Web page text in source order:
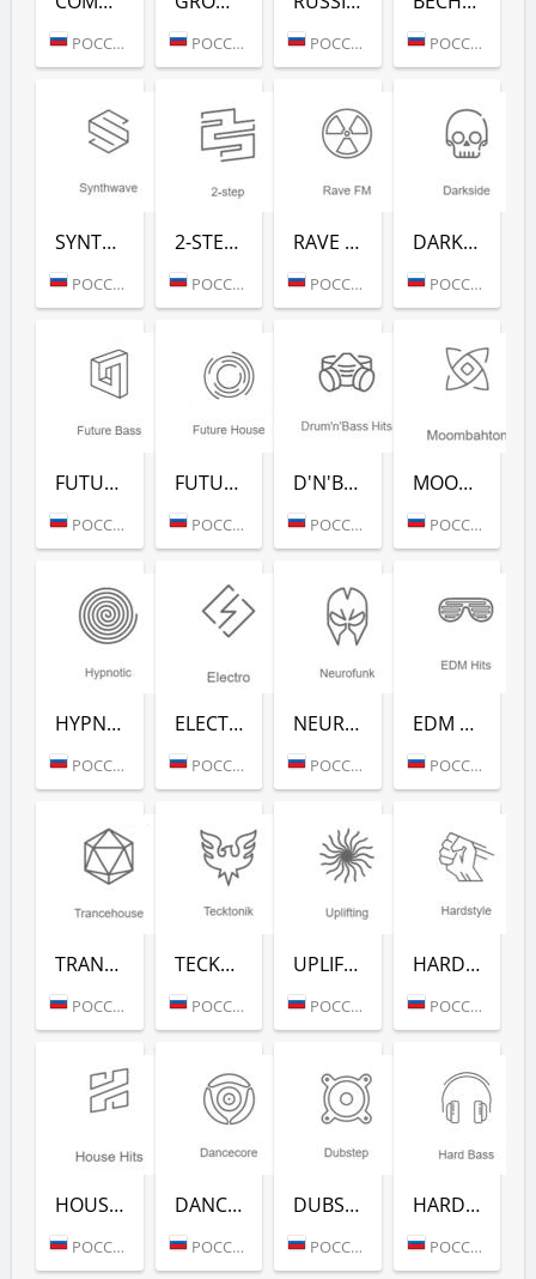
РОССИЯ (МОСКВА) РОССИЯ (МОСКВА) РОССИЯ (МОСКВА) РОССИЯ (МОСКВА)
SYNTHWAVE (РАДИО РЕКОРД)
РОССИЯ (МОСКВА)
2-STEP (РАДИО РЕКОРД)
РОССИЯ (МОСКВА)
RAVE FM (РАДИО РЕКОРД)
РОССИЯ (МОСКВА)
DARKSIDE (РАДИО РЕКОРД)
РОССИЯ (МОСКВА)
FUTURE BASS (РАДИО РЕКОРД)
РОССИЯ (МОСКВА)
FUTURE HOUSE (РАДИО РЕКОРД)
РОССИЯ (МОСКВА)
D'N'B CLASSICS (РАДИО РЕКОРД)
РОССИЯ (МОСКВА)
MOOMBAHTON (РАДИО РЕКОРД)
РОССИЯ (МОСКВА)
HYPNOTIC (РАДИО РЕКОРД)
РОССИЯ (МОСКВА)
ELECTRO (РАДИО РЕКОРД)
РОССИЯ (МОСКВА)
NEUROFUNK (РАДИО РЕКОРД)
РОССИЯ (МОСКВА)
EDM CLASSICS (РАДИО РЕКОРД)
РОССИЯ (МОСКВА)
TRANCEHOUSE (РАДИО РЕКОРД)
РОССИЯ (МОСКВА)
TECKTONIK (РАДИО РЕКОРД)
РОССИЯ (МОСКВА)
UPLIFTING (РАДИО РЕКОРД)
РОССИЯ (МОСКВА)
HARDSTYLE (РАДИО РЕКОРД)
РОССИЯ (МОСКВА)
HOUSE HITS (РАДИО РЕКОРД)
РОССИЯ (МОСКВА)
DANCECORE (РАДИО РЕКОРД)
РОССИЯ (МОСКВА)
DUBSTEP (РАДИО РЕКОРД)
РОССИЯ (МОСКВА)
HARD BASS (РАДИО РЕКОРД)
РОССИЯ (МОСКВА)